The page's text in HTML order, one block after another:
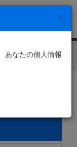
×
あなたの個人情報